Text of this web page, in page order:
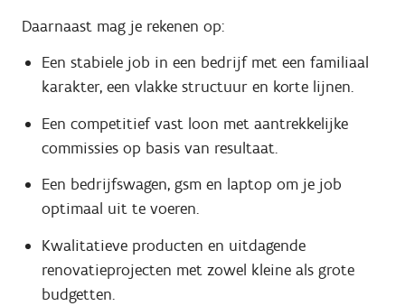
Daarnaast mag je rekenen op:
Een stabiele job in een bedrijf met een familiaal
karakter, een vlakke structuur en korte lijnen.
Een competitief vast loon met aantrekkelijke
commissies op basis van resultaat.
Een bedrijfswagen, gsm en laptop om je job
optimaal uit te voeren.
Kwalitatieve producten en uitdagende
renovatieprojecten met zowel kleine als grote
budgetten.